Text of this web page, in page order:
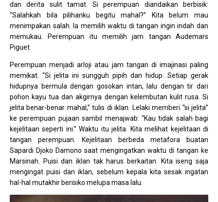
dan derita sulit tamat. Si perempuan diandaikan berbisik:
“Salahkah bila pilihanku begitu mahal?” Kita belum mau
menimpakan salah. Ia memilih waktu di tangan ingin indah dan
memukau. Perempuan itu memilih jam tangan Audemars
Piguet.
Perempuan menjadi arloji atau jam tangan di imajinasi paling
memikat. “Si jelita ini sungguh pipih dan hidup. Setiap gerak
hidupnya bermula dengan gosokan intan, lalu dengan tir dari
pohon kayu tua dan akgirnya dengan kelembutan kulit rusa. Si
jelita benar-benar mahal,” tulis di iklan. Lelaki memberi “si jelita”
ke perempuan pujaan sambil menajwab: “Kau tidak salah bagi
kejelitaan seperti ini.” Waktu itu jelita. Kita melihat kejelitaan di
tangan perempuan. Kejelitaan berbeda metafora buatan
Sapardi Djoko Damono saat mengingatkan waktu di tangan ke
Marsinah. Puisi dan iklan tak harus berkaitan. Kita iseng saja
mengingat puisi dan iklan, sebelum kepala kita sesak ingatan
hal-hal mutakhir berisiko melupa masa lalu.